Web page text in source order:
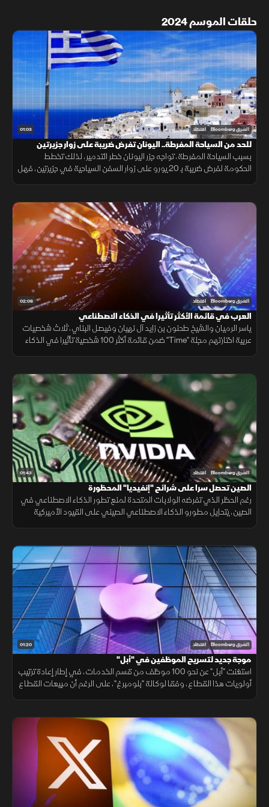
حلقات الموسم 2024
01:03 الشرق Bloomberg اقتصاد
للحد من السياحة المفرطة.. ‏اليونان تفرض ضريبة على زوار جزيرتين ‎
بسبب السياحة المفرطة، تواجه جزر اليونان خطر التدمير، لذلك تخطط
الحكومة لفرض ضريبة بـ 20 يورو على زوار السفن السياحية في جزيرتين، فهل
02:08 الشرق Bloomberg اقتصاد
‏العرب في قائمة الأكثر تأثيرا في الذكاء الاصطناعي‎
ياسر الرميان والشيخ طحنون بن زايد آل نهيان وفيصل البناي، ثلاث شخصيات
عربية اختارتهم مجلة "Time" ضمن قائمة أكثر 100 شخصية تأثيرا في الذكاء
01:43 الشرق Bloomberg اقتصاد
‏الصين تحصل سرا على شرائح "إنفيديا" المحظورة‎
رغم الحظر الذي تفرضه الولابات المتحدة لمنع تطور الذكاء الاصطناعي في
الصين، يتحايل مطورو الذكاء الاصطناعي الصيني على القيود الأميركية
01:20 الشرق Bloomberg اقتصاد
‏موجة جديد لتسريح الموظفين في "أبل"
استغنت "أبل" عن نحو 100 موظف من قسم الخدمات، في إطار إعادة ترتيب
أولويات هذا القطاع، وفقا لوكالة "بلومبرغ"، على الرغم أن مبيعات القطاع